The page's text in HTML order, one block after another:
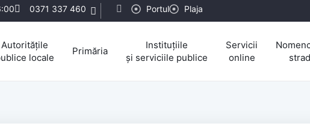
0371 337 460 Portul Plaja
Autoritățile
locale
Primăria
Instituțiile
și serviciile publice
Servicii
online